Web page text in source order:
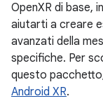
OpenXR di base,
aiutarti a creare
avanzati della
specifiche. Per
questo
Android XR.